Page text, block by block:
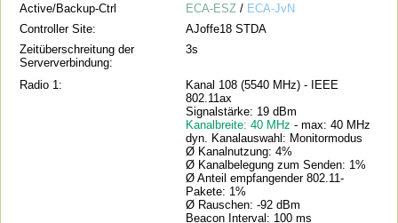
Active/Backup-Ctrl
ECA-ESZ / ECA-JvN
Controller Site:
AJoffe18 STDA
Zeitüberschreitung der
Serververbindung:
3s
Radio 1:
Kanal 108 (5540 MHz) - IEEE
802.11ax
Signalstärke: 19 dBm
Kanalbreite: 40 MHz- max: 40 MHz
dyn. Kanalauswahl: Monitormodus
Ø Kanalnutzung: 4%
Ø Kanalbelegung zum Senden: 1%
Ø Anteil empfangender 802.11-
Pakete: 1%
Ø Rauschen: -92 dBm
Beacon Interval: 100 ms